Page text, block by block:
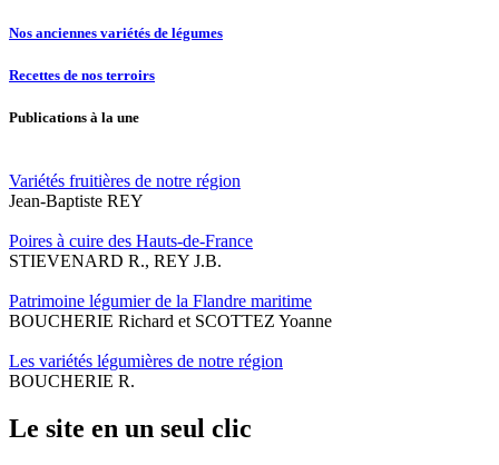
Nos anciennes variétés de légumes
Recettes de nos terroirs
Publications à la une
Variétés fruitières de notre région
Jean-Baptiste REY
Poires à cuire des Hauts-de-France
STIEVENARD R., REY J.B.
Patrimoine légumier de la Flandre maritime
BOUCHERIE Richard et SCOTTEZ Yoanne
Les variétés légumières de notre région
BOUCHERIE R.
Le site en un seul clic